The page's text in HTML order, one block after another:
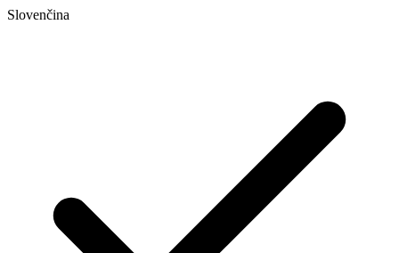
Slovenčina